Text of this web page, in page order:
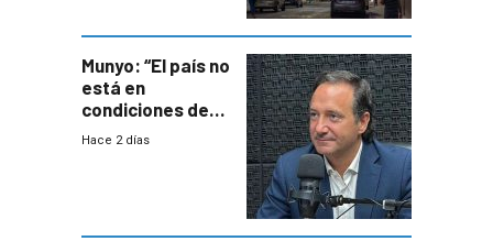
Munyo: “El país no
está en
condiciones de
enfrentar una
Hace 2 días